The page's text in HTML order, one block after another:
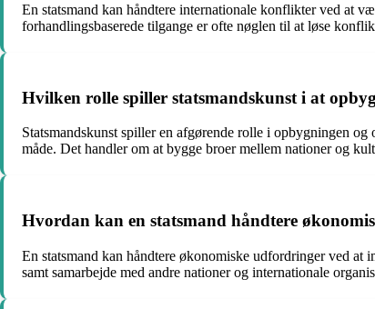
En statsmand kan håndtere internationale konflikter ved at
forhandlingsbaserede tilgange er ofte nøglen til at løse
Hvilken rolle spiller statsmandskunst i at
Statsmandskunst spiller en afgørende rolle i opbygningen
måde. Det handler om at bygge broer mellem nationer og
Hvordan kan en statsmand håndtere
En statsmand kan håndtere økonomiske udfordringer ved
samt samarbejde med andre nationer og internationale